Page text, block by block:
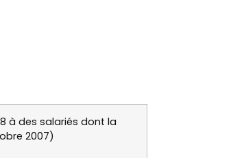
à des salariés dont la
2007)